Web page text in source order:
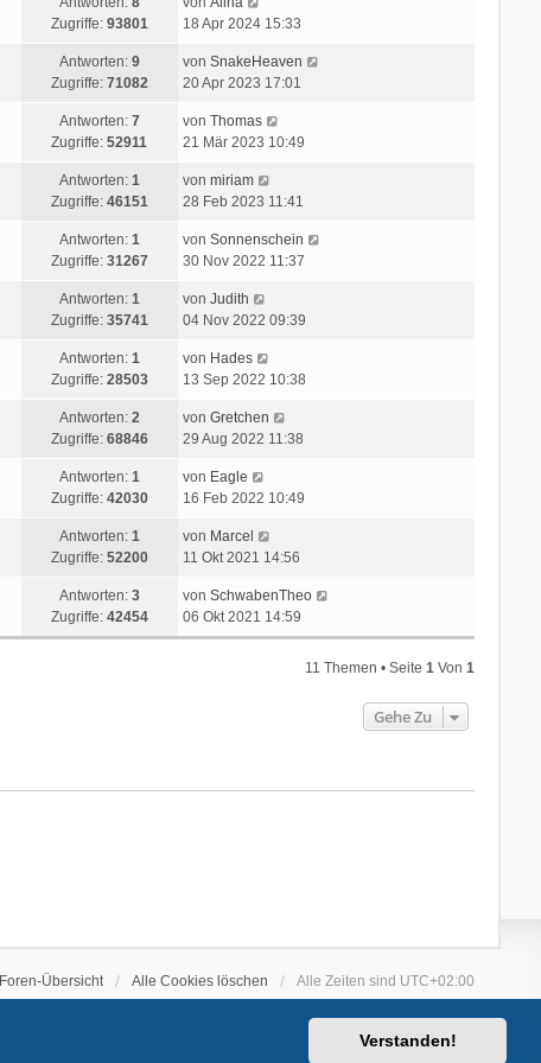
Verstanden!
Zugriffe: 93801
18 Apr 2024 15:33
Antworten: 9
Zugriffe: 71082
von SnakeHeaven
20 Apr 2023 17:01
Antworten: 7
Zugriffe:52911
von Thomas
21 Mär 2023 10:49
Antworten: 1
Zugriffe: 46151
von miriam
28 Feb 2023 11:41
Antworten: 1
Zugriffe: 31267
von Sonnenschein
30 Nov 2022 11:37
Antworten: 1
Zugriffe: 35741
von Judith
04 Nov 2022 09:39
Antworten: 1
Zugriffe: 28503
von Hades
13 Sep 2022 10:38
Antworten: 2
Zugriffe: 68846
von Gretchen
29 Aug 2022 11:38
Antworten: 1
Zugriffe: 42030
von Eagle
16 Feb 2022 10:49
Antworten: 1
Zugriffe: 52200
von Marcel
11 Okt 2021 14:56
Antworten: 3
Zugriffe: 42454
von SchwabenTheo
06 Okt 2021 14:59
11 Themen • Seite1 Von1
Gehe Zu
Foren-Übersicht Alle Cookies löschen Alle Zeiten sind UTC+02:00